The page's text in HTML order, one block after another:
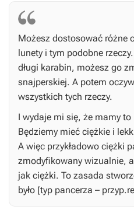
Możesz dostosować różne
lunety i tym podobne
długi karabin, możesz go
snajperskiej. A potem
wszystkich tych rzeczy.
I wydaje mi się, że mamy
Będziemy mieć ciężkie i
A więc przykładowo ciężki
zmodyfikowany wizualnie,
jak ciężki. To zasada
było [typ pancerza –